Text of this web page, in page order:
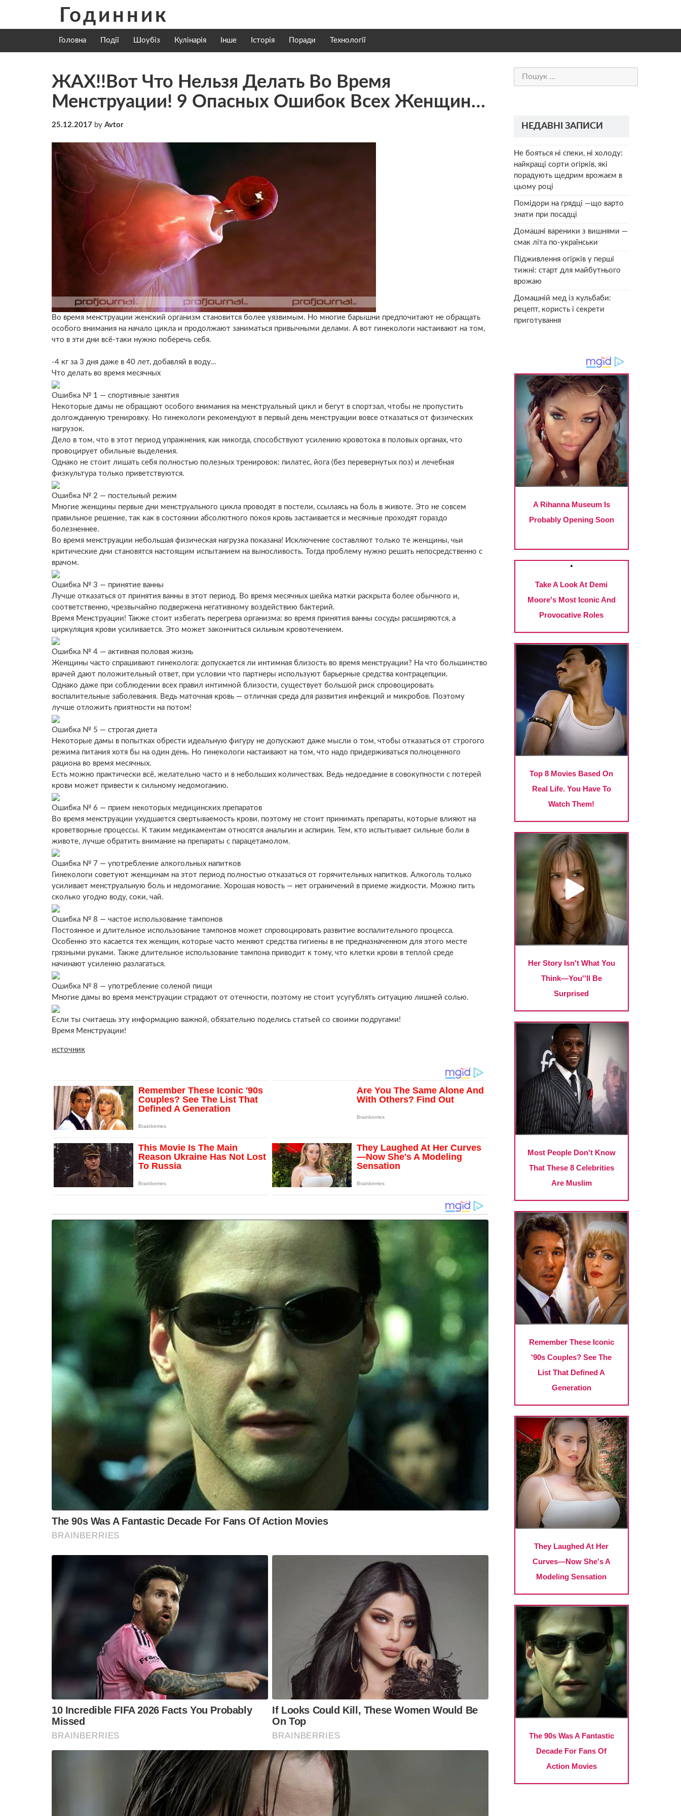
content
Годинник
Головна Події Шоубіз Кулінарія Інше Історія Поради Технології
ЖАХ!!Вот Что Нельзя Делать Во Время
Менструации! 9 Опасных Ошибок Всех Женщин…
25.12.2017 by Avtor
Во время менструации женский организм становится более уязвимым. Но многие барышни предпочитают не обращать
особого внимания на начало цикла и продолжают заниматься привычными делами. А вот гинекологи настаивают на том,
что в эти дни всё-таки нужно поберечь себя.
-4 кг за 3 дня даже в 40 лет, добавляй в воду…
Что делать во время месячных
Ошибка № 1 — спортивные занятия
Некоторые дамы не обращают особого внимания на менструальный цикл и бегут в спортзал, чтобы не пропустить
долгожданную тренировку. Но гинекологи рекомендуют в первый день менструации вовсе отказаться от физических
нагрузок.
Дело в том, что в этот период упражнения, как никогда, способствуют усилению кровотока в половых органах, что
провоцирует обильные выделения.
Однако не стоит лишать себя полностью полезных тренировок: пилатес, йога (без перевернутых поз) и лечебная
физкультура только приветствуются.
Ошибка № 2 — постельный режим
Многие женщины первые дни менструального цикла проводят в постели, ссылаясь на боль в животе. Это не совсем
правильное решение, так как в состоянии абсолютного покоя кровь застаивается и месячные проходят гораздо
болезненнее.
Во время менструации небольшая физическая нагрузка показана! Исключение составляют только те женщины, чьи
критические дни становятся настоящим испытанием на выносливость. Тогда проблему нужно решать непосредственно с
врачом.
Ошибка № 3 — принятие ванны
Лучше отказаться от принятия ванны в этот период. Во время месячных шейка матки раскрыта более обычного и,
соответственно, чрезвычайно подвержена негативному воздействию бактерий.
Время Менструации! Также стоит избегать перегрева организма: во время принятия ванны сосуды расширяются, а
циркуляция крови усиливается. Это может закончиться сильным кровотечением.
Ошибка № 4 — активная половая жизнь
Женщины часто спрашивают гинеколога: допускается ли интимная близость во время менструации? На что большинство
врачей дают положительный ответ, при условии что партнеры используют барьерные средства контрацепции.
Однако даже при соблюдении всех правил интимной близости, существует большой риск спровоцировать
воспалительные заболевания. Ведь маточная кровь — отличная среда для развития инфекций и микробов. Поэтому
лучше отложить приятности на потом!
Ошибка № 5 — строгая диета
Некоторые дамы в попытках обрести идеальную фигуру не допускают даже мысли о том, чтобы отказаться от строгого
режима питания хотя бы на один день. Но гинекологи настаивают на том, что надо придерживаться полноценного
рациона во время месячных.
Есть можно практически всё, желательно часто и в небольших количествах. Ведь недоедание в совокупности с потерей
крови может привести к сильному недомоганию.
Ошибка № 6 — прием некоторых медицинских препаратов
Во время менструации ухудшается свертываемость крови, поэтому не стоит принимать препараты, которые влияют на
кроветворные процессы. К таким медикаментам относятся анальгин и аспирин. Тем, кто испытывает сильные боли в
животе, лучше обратить внимание на препараты с парацетамолом.
Ошибка № 7 — употребление алкогольных напитков
Гинекологи советуют женщинам на этот период полностью отказаться от горячительных напитков. Алкоголь только
усиливает менструальную боль и недомогание. Хорошая новость — нет ограничений в приеме жидкости. Можно пить
сколько угодно воду, соки, чай.
Ошибка № 8 — частое использование тампонов
Постоянное и длительное использование тампонов может спровоцировать развитие воспалительного процесса.
Особенно это касается тех женщин, которые часто меняют средства гигиены в не предназначенном для этого месте
грязными руками. Также длительное использование тампона приводит к тому, что клетки крови в теплой среде
начинают усиленно разлагаться.
Ошибка № 8 — употребление соленой пищи
Многие дамы во время менструации страдают от отечности, поэтому не стоит усугублять ситуацию лишней солью.
Если ты считаешь эту информацию важной, обязательно поделись статьей со своими подругами!
Время Менструации!
источник
Пошук:
НЕДАВНІ ЗАПИСИ
Не бояться ні спеки, ні холоду:
найкращі сорти огірків, які
порадують щедрим врожаєм в
цьому році
Помідори на грядці —що варто
знати при посадці
Домашні вареники з вишнями —
смак літа по-українськи
Підживлення огірків у перші
тижні: старт для майбутнього
врожаю
Домашній мед із кульбаби:
рецепт, користь і секрети
приготування